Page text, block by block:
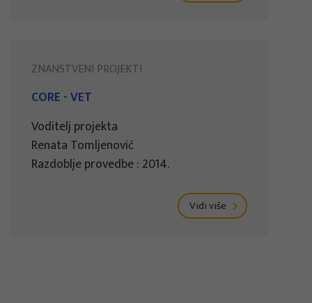
ZNANSTVENI PROJEKTI
CORE - VET
Voditelj projekta
Renata Tomljenović
Razdoblje provedbe : 2014.
Vidi više